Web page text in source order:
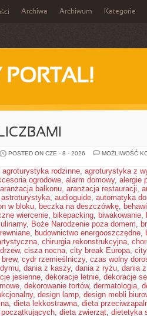
Archiwa Archiwum Kategorie
PORTAL!
POSTED ON CZE - 8 - 2026
MOŻLIWOŚĆ
agroturystyka rodzinne, agroturystyka z
ogrodowe, alarm domowy, alergie
aranżacja balkonu, aranżacja restauracji,
astroturystyka, audioguide, automatyka
w bloku, beczka na deszczówkę,
wiercenie, bikepacking, biwakowanie,
, Boże Narodzenie poza domem,
, budownictwo energooszczędne,
, chirurgia rekonstrukcyjna,
, cisza nocna, city break Europa,
, cydr rzemieślniczy, czas wolny
, dania z kaszy, dania z ryżu, dania
jesienne, dekoracje letnie, dekoracje
, dekorowanie tortów, dermatologia,
, design lamp, design mebli
, dieta lekkostrawna, dieta
, dieta zwierząt, dietetyka